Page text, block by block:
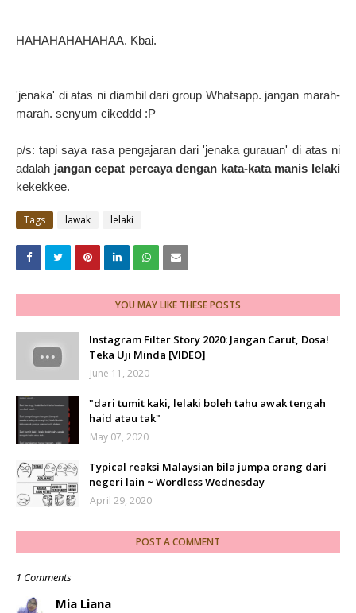
HAHAHAHAHAHAA. Kbai.
'jenaka' di atas ni diambil dari group Whatsapp. jangan marah-
marah. senyum cikeddd :P
p/s: tapi saya rasa pengajaran dari 'jenaka gurauan' di atas ni
adalah jangan cepat percaya dengan kata-kata manis lelaki
kekekkee.
Tags lawak lelaki
YOU MAY LIKE THESE POSTS
Instagram Filter Story 2020: Jangan Carut, Dosa!
Teka Uji Minda [VIDEO]
June 11, 2020
"dari tumit kaki, lelaki boleh tahu awak tengah
haid atau tak"
May 07, 2020
Typical reaksi Malaysian bila jumpa orang dari
negeri lain ~ Wordless Wednesday
April 29, 2020
POST A COMMENT
1 Comments
Mia Liana